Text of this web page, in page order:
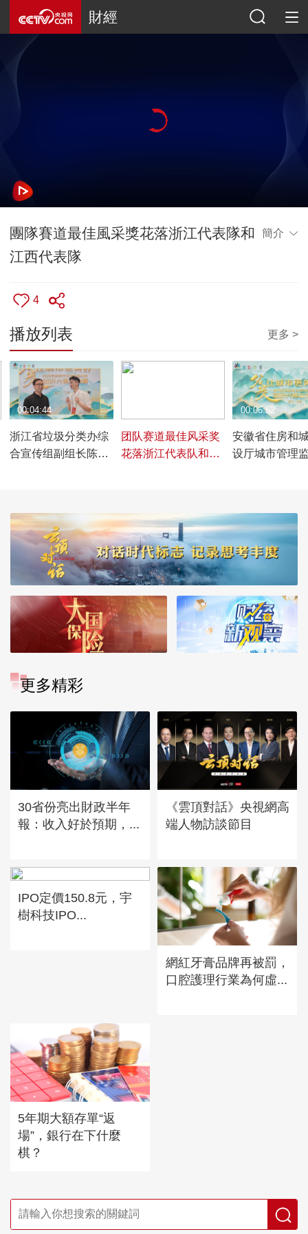
財經
團隊賽道最佳風采獎花落浙江代表隊和
江西代表隊
簡介
4
播放列表 更多 >
浙江省垃圾分类办综
合宣传组副组长陈忠
00:04:44
团队赛道最佳风采奖
花落浙江代表队和江
安徽省住房和
设厅城市管理
00:06:52
更多精彩
30省份亮出財政半年
報：收入好於預期，...
《雲頂對話》央視網高
端人物訪談節目
IPO定價150.8元，宇
樹科技IPO...
網紅牙膏品牌再被罰，
口腔護理行業為何虛...
5年期大額存單“返
場”，銀行在下什麼
棋？